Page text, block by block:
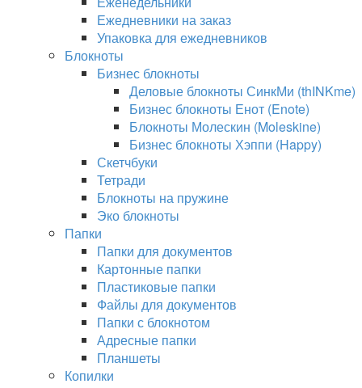
Ежедневники на заказ
Упаковка для ежедневников
Блокноты
Бизнес блокноты
Деловые блокноты СинкМи (thINKme)
Бизнес блокноты Енот (Enote)
Блокноты Молескин (Moleskine)
Бизнес блокноты Хэппи (Happy)
Скетчбуки
Тетради
Блокноты на пружине
Эко блокноты
Папки
Папки для документов
Картонные папки
Пластиковые папки
Файлы для документов
Папки с блокнотом
Адресные папки
Планшеты
Копилки